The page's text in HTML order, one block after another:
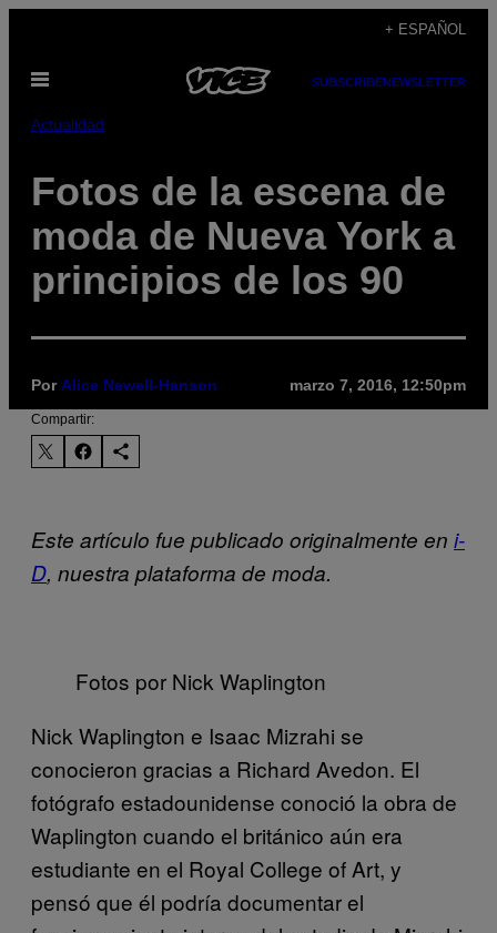
contenido
+ ESPAÑOL
Abrir
SUBSCRIBENEWSLETTER
Actualidad
Fotos de la escena de
moda de Nueva York a
principios de los 90
Por Alice Newell-Hanson marzo 7, 2016, 12:50pm
Compartir:
Este artículo fue publicado originalmente en i-
D, nuestra plataforma de moda.
Fotos por Nick Waplington
Nick Waplington e Isaac Mizrahi se
conocieron gracias a Richard Avedon. El
fotógrafo estadounidense conoció la obra de
Waplington cuando el británico aún era
estudiante en el Royal College of Art, y
pensó que él podría documentar el